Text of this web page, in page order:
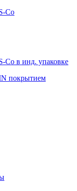
Co
Co в инд. упаковке
покрытием